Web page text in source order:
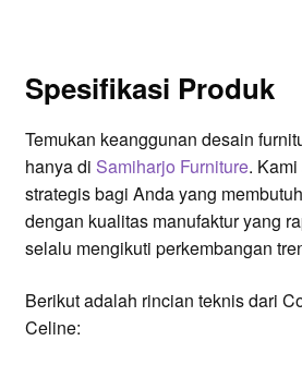
Spesifikasi Produk
Temukan keanggunan desain
hanya di Samiharjo Furniture.
strategis bagi Anda yang
dengan kualitas manufaktur yang
selalu mengikuti perkembangan
Berikut adalah rincian teknis dari
Celine: